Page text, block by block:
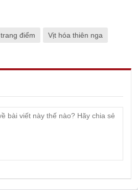
trang điểm Vịt hóa thiên nga